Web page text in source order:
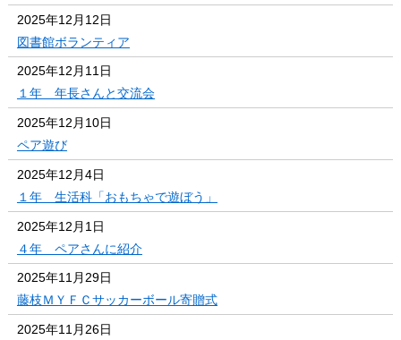
2025年12月12日
図書館ボランティア
2025年12月11日
１年 年長さんと交流会
2025年12月10日
ペア遊び
2025年12月4日
１年 生活科「おもちゃで遊ぼう」
2025年12月1日
４年 ペアさんに紹介
2025年11月29日
藤枝ＭＹＦＣサッカーボール寄贈式
2025年11月26日